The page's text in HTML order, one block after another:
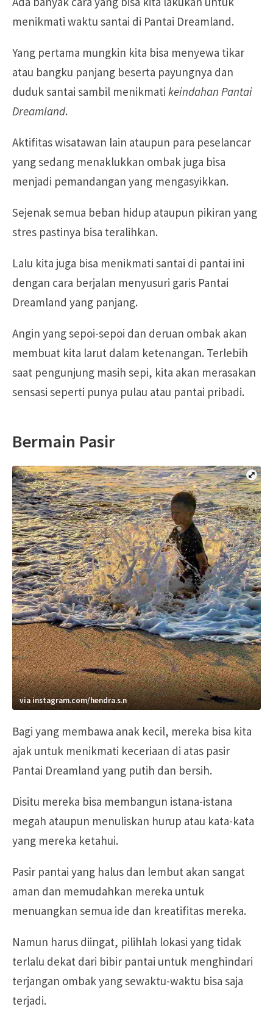
menikmati waktu santai di Pantai Dreamland.
Yang pertama mungkin kita bisa menyewa tikar
atau bangku panjang beserta payungnya dan
duduk santai sambil menikmati keindahan Pantai
Dreamland.
Aktifitas wisatawan lain ataupun para peselancar
yang sedang menaklukkan ombak juga bisa
menjadi pemandangan yang mengasyikkan.
Sejenak semua beban hidup ataupun pikiran yang
stres pastinya bisa teralihkan.
Lalu kita juga bisa menikmati santai di pantai ini
dengan cara berjalan menyusuri garis Pantai
Dreamland yang panjang.
Angin yang sepoi-sepoi dan deruan ombak akan
membuat kita larut dalam ketenangan. Terlebih
saat pengunjung masih sepi, kita akan merasakan
sensasi seperti punya pulau atau pantai pribadi.
Bermain Pasir
via instagram.com/hendra.s.n
Bagi yang membawa anak kecil, mereka bisa kita
ajak untuk menikmati keceriaan di atas pasir
Pantai Dreamland yang putih dan bersih.
Disitu mereka bisa membangun istana-istana
megah ataupun menuliskan hurup atau kata-kata
yang mereka ketahui.
Pasir pantai yang halus dan lembut akan sangat
aman dan memudahkan mereka untuk
menuangkan semua ide dan kreatifitas mereka.
Namun harus diingat, pilihlah lokasi yang tidak
terlalu dekat dari bibir pantai untuk menghindari
terjangan ombak yang sewaktu-waktu bisa saja
terjadi.